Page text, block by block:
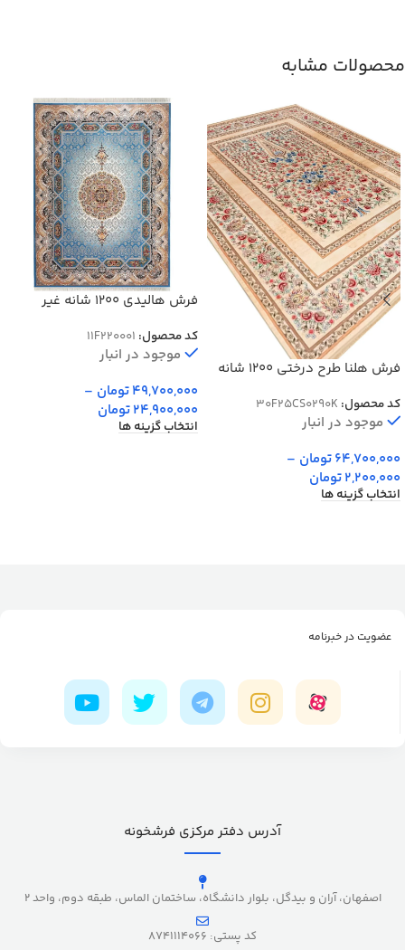
محصولات مشابه
فرش هلنا طرح درختی 1200 شانه
25CS0290
کد محصول: 30F25CS0290K
موجود در انبار
64,700,000تومان –
2,200,000تومان
انتخاب گزینه ها
فرش هالیدی 1200 شانه غیر
کد محصول: 11F220001
موجود در انبار
49,700,000تومان –
24,900,000تومان
انتخاب گزینه ها
عضویت در خبرنامه
آدرس دفتر مرکزی فرشخونه
اصفهان، آران و بیدگل، بلوار دانشگاه، ساختمان الماس، طبقه دوم، واحد 2
کد پستی: 8741114066